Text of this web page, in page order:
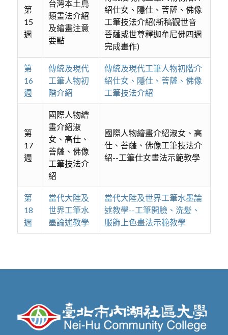
第
15
週
台灣本土鳥
類畫法介紹
及繪畫注意
要點
紹仕女、隱仕、菩薩、佛像
工筆技法介紹(新稿觀世音
菩薩或世尊釋迦牟尼佛四週
完成畫作)
第
16
週
傳統及現代
工筆人物初
階介紹
傳統及現代工筆人物初階介
紹仕女、隱仕、菩薩、佛像
工筆技法介紹
第
17
週
國際人物繪
畫介紹淑
女、高仕、
菩薩、佛像
工筆技法介
紹
國際人物繪畫介紹淑女、高
仕、菩薩、佛像工筆技法介
紹--工筆仕女畫法示範教學
第
18
週
當代大陸及
世界工筆水
墨論述教學
當代大陸及世界工筆水墨論
述教學--工筆開臉、洗髪、
服飾上色畫法示範教學